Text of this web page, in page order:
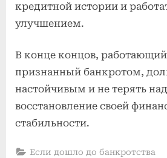
кредитной истории и
улучшением.
В конце концов, работающий
признанный банкротом,
настойчивым и не терять
восстановление своей
стабильности.
Если дошло до банкротства